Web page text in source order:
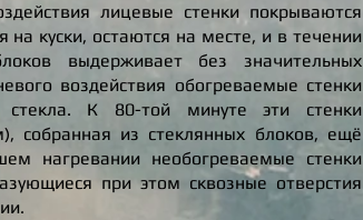
лицевые стенки покрываются
куски, остаются на месте, и в течении
выдерживает без значительных
воздействия обогреваемые стенки
стекла. К 80-той минуте эти стенки
собранная из стеклянных блоков, ещё
нагревании необогреваемые стенки
при этом сквозные отверстия